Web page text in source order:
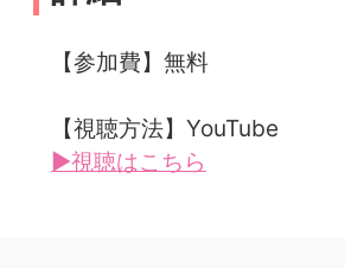
【参加費】無料
【視聴方法】YouTube
▶視聴はこちら